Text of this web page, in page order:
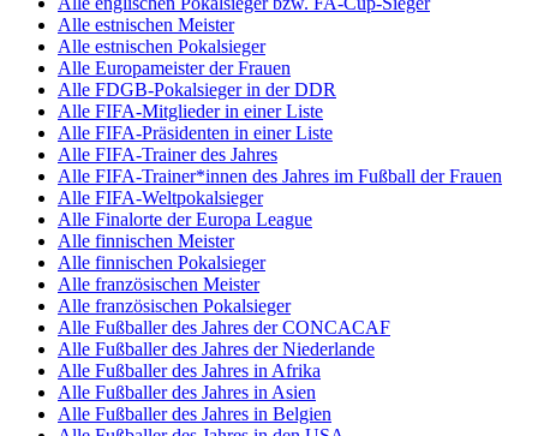
Alle estnischen Meister
Alle estnischen Pokalsieger
Alle Europameister der Frauen
Alle FDGB-Pokalsieger in der DDR
Alle FIFA-Mitglieder in einer Liste
Alle FIFA-Präsidenten in einer Liste
Alle FIFA-Trainer des Jahres
Alle FIFA-Trainer*innen des Jahres im Fußball der Frauen
Alle FIFA-Weltpokalsieger
Alle Finalorte der Europa League
Alle finnischen Meister
Alle finnischen Pokalsieger
Alle französischen Meister
Alle französischen Pokalsieger
Alle Fußballer des Jahres der CONCACAF
Alle Fußballer des Jahres der Niederlande
Alle Fußballer des Jahres in Afrika
Alle Fußballer des Jahres in Asien
Alle Fußballer des Jahres in Belgien